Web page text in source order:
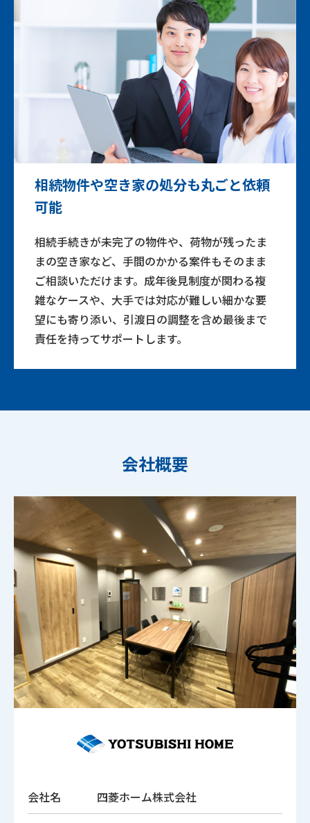
相続物件や空き家の処分も丸ごと依頼
可能
相続手続きが未完了の物件や、荷物が残ったま
まの空き家など、手間のかかる案件もそのまま
ご相談いただけます。成年後見制度が関わる複
雑なケースや、大手では対応が難しい細かな要
望にも寄り添い、引渡日の調整を含め最後まで
責任を持ってサポートします。
会社概要
会社名 四菱ホーム株式会社